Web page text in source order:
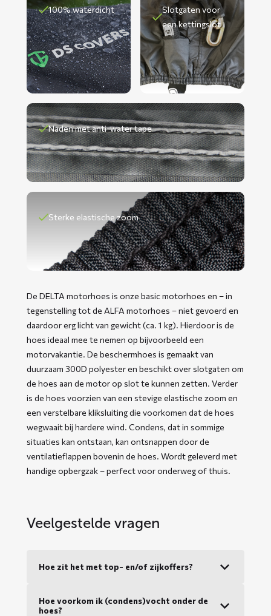
100% waterdicht
Slotgaten voor
een kettingslot
Naden met anti-water tape
Sterke elastische zoom
De DELTA motorhoes is onze basic motorhoes en – in
tegenstelling tot de ALFA motorhoes – niet gevoerd en
daardoor erg licht van gewicht (ca. 1 kg). Hierdoor is de
hoes ideaal mee te nemen op bijvoorbeeld een
motorvakantie. De beschermhoes is gemaakt van
duurzaam 300D polyester en beschikt over slotgaten om
de hoes aan de motor op slot te kunnen zetten. Verder
is de hoes voorzien van een stevige elastische zoom en
een verstelbare kliksluiting die voorkomen dat de hoes
wegwaait bij hardere wind. Condens, dat in sommige
situaties kan ontstaan, kan ontsnappen door de
ventilatieflappen bovenin de hoes. Wordt geleverd met
handige opbergzak – perfect voor onderweg of thuis. ​
Veelgestelde vragen
Hoe zit het met top- en/of zijkoffers?
Hoe voorkom ik (condens)vocht onder de
hoes?